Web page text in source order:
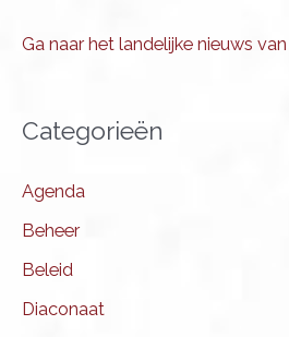
Ga naar het landelijke nieuws
Categorieën
Agenda
Beheer
Beleid
Diaconaat